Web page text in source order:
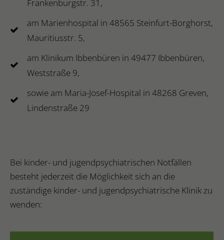
Frankenburgstr. 31,
am Marienhospital in 48565 Steinfurt-Borghorst,
Mauritiusstr. 5,
am Klinikum Ibbenbüren in 49477 Ibbenbüren,
Weststraße 9,
sowie am Maria-Josef-Hospital in 48268 Greven,
Lindenstraße 29
Bei kinder- und jugendpsychiatrischen Notfällen
besteht jederzeit die Möglichkeit sich an die
zuständige kinder- und jugendpsychiatrische Klinik zu
wenden: